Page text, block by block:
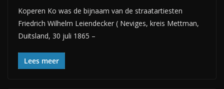
Koperen Ko was de bijnaam van de straatartiesten
Friedrich Wilhelm Leiendecker ( Neviges, kreis Mettman,
Duitsland, 30 juli 1865 –
Lees meer